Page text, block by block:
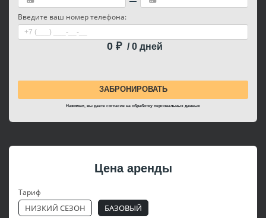
Введите ваш номер телефона:
0₽ /0дней
Нажимая, вы даете согласие на обработку персональных данных
Цена аренды
Тариф
НИЗКИЙ СЕЗОН БАЗОВЫЙ